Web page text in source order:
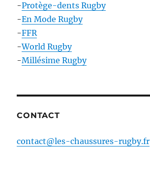
-Protège-dents Rugby
-En Mode Rugby
-FFR
-World Rugby
-Millésime Rugby
CONTACT
contact@les-chaussures-rugby.fr